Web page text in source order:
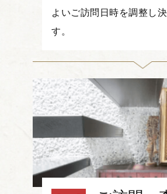
よいご訪問日時を調整し
す。